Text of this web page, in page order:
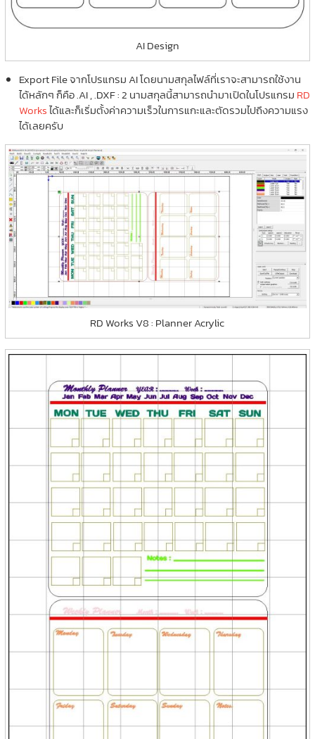
AI Design
Export File จากโปรแกรม AI โดยนามสกุลไฟล์ที่เราจะสามารถใช้งาน
ได้หลักๆ ก็คือ .AI , .DXF : 2 นามสกุลนี้สามารถนำมาเปิดในโปรแกรม RD
Worksได้และก็เริ่มตั้งค่าความเร็วในการแกะและตัดรวมไปถึงความแรง
ได้เลยครับ
RD Works V8 : Planner Acrylic